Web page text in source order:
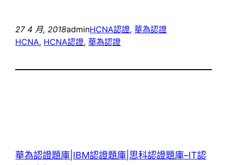
27 4 月, 2018adminHCNA認證, 華為認證
HCNA, HCNA認證, 華為認證
華為認證題庫|IBM認證題庫|思科認證題庫–IT認